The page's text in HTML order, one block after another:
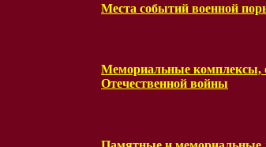
Места событий военной
Мемориальные комплексы,
Отечественной войны